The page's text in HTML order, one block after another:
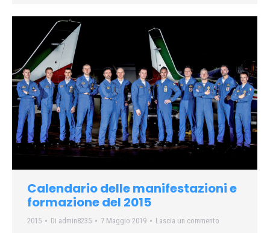
Calendario delle manifestazioni e
formazione del 2015
2015 Di admin8235 7 Maggio 2019 Lascia un commento